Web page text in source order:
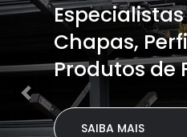
Chapas,
Produtos de
SAIBA MAIS